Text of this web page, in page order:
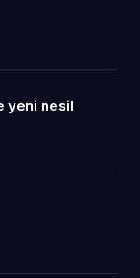
yeni nesil